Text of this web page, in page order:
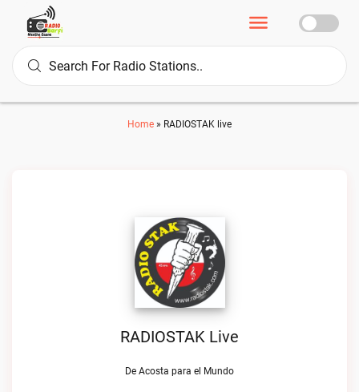
Home » RADIOSTAK live
RADIOSTAK Live
De Acosta para el Mundo